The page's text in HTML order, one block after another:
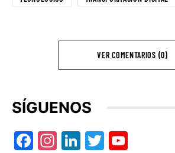
VER COMENTARIOS (0)
SÍGUENOS
Facebook
Instagram
LinkedIn
Twitter